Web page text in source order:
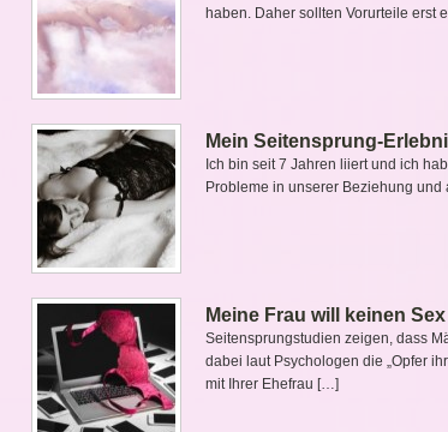
haben. Daher sollten Vorurteile erst
Mein Seitensprung-
Ich bin seit 7 Jahren liiert und ich
Probleme in unserer Beziehung
Meine Frau will keinen
Seitensprungstudien zeigen, dass
dabei laut Psychologen die „Opfer
mit Ihrer Ehefrau […]